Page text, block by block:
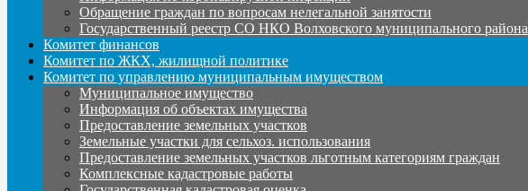
Обращение граждан по вопросам нелегальной занятости
Государственный реестр СО НКО Волховского муниципального района
Комитет финансов
Комитет по ЖКХ, жилищной политике
Комитет по управлению муниципальным имуществом
Муниципальное имущество
Информация об объектах имущества
Предоставление земельных участков
Земельные участки для сельхоз. использования
Предоставление земельных участков льготным категориям граждан
Комплексные кадастровые работы